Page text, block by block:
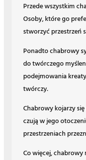
Przede wszystkim
Osoby, które go
stworzyć przestrzeń
Ponadto chabrowy
do twórczego
podejmowania
twórczy.
Chabrowy kojarzy
czują w jego
przestrzeniach
Co więcej,